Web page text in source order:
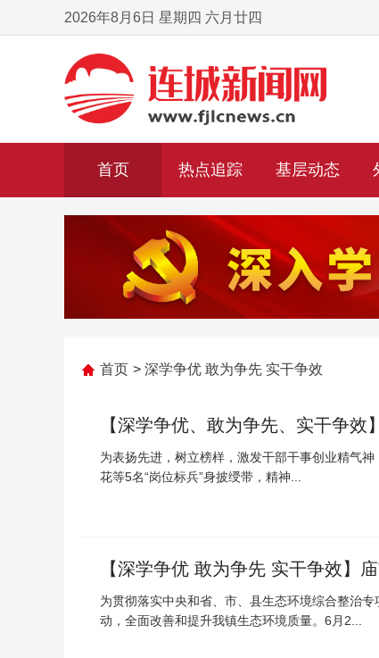
2026年8月6日 星期四 六月廿四
首页 热点追踪 基层动态
首页 > 深学争优 敢为争先 实干争效
【深学争优、敢为争先、实干争效
为表扬先进，树立榜样，激发干部干事创业精气
花等5名“岗位标兵”身披绶带，精神...
【深学争优 敢为争先 实干争效】
为贯彻落实中央和省、市、县生态环境综合整治
动，全面改善和提升我镇生态环境质量。6月2...